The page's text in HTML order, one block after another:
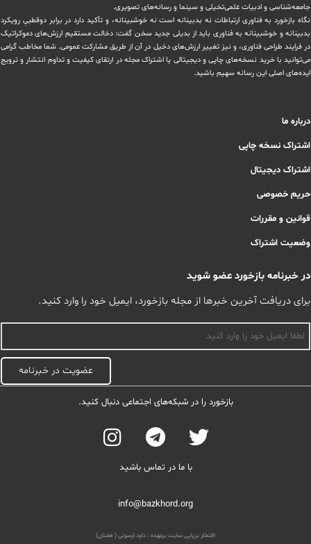
‏جامعه‌شناسی و ادبیات علمی‌تخیلی و سینما و رسانه‌های تصویری.
نگاه بازخورد به فناوری ارتباطات نه بدبینانه است نه خوشبینانه، و تأکید دارد ‏در برابر دوقطبیِ رویکرد
بدبینانه و خوشبینانه به فناوری باید از بدیلی جدید سخن گفت: دخالت مستقیم ارزش‌های دموکراتیک
در ‏فرایند طراحی فناوری، و نیز تغییر ارزش‌های دخيل در آن از طریق مشاركت عمومی. شما مخاطب گرامی
می‌توانید با خرید نسخه‌های چاپی و دیجیتالی یا ‏اشتراک مجله در ارتقای کیفیت و تداوم انتشار و ترویج
ایده‌های اصلی این رسانه سهیم باشید.
درباره ما
اشتراک نسخه چاپی
اشتراک دیجیتال
حریم خصوصی
قوانین و مقررات
وضعیت اشتراک
در خبرنامه بازخورد عضو شوید
برای دریافت آخرین خبرها از مجله بازخورد، ایمیل خود را وارد کنید.
عضویت در خبرنامه
بازخورد را در شبکه‌های اجتماعی دنبال کنید.
با ما در تماس باشید
info@bazkhord.org
افتخار برپایی سایت برعهده : داود ارسونی ( هفتان)